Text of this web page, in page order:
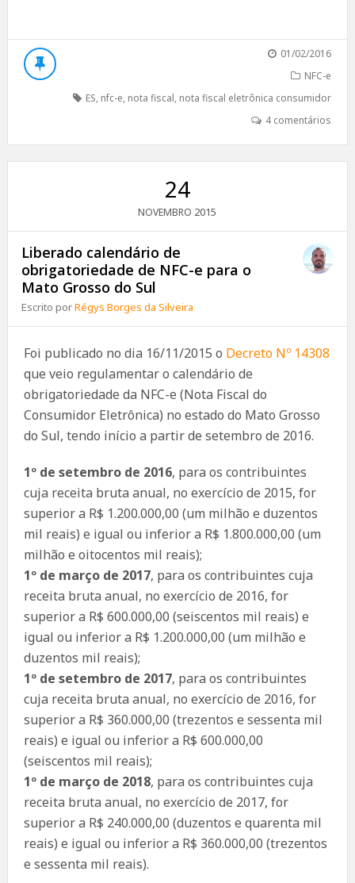
01/02/2016
NFC-e
ES, nfc-e, nota fiscal, nota fiscal eletrônica consumidor
4 comentários
24
NOVEMBRO 2015
Liberado calendário de
obrigatoriedade de NFC-e para o
Mato Grosso do Sul
Escrito porRégys Borges da Silveira
Foi publicado no dia 16/11/2015 o Decreto Nº 14308
que veio regulamentar o calendário de
obrigatoriedade da NFC-e (Nota Fiscal do
Consumidor Eletrônica) no estado do Mato Grosso
do Sul, tendo início a partir de setembro de 2016.
1º de setembro de 2016, para os contribuintes
cuja receita bruta anual, no exercício de 2015, for
superior a R$ 1.200.000,00 (um milhão e duzentos
mil reais) e igual ou inferior a R$ 1.800.000,00 (um
milhão e oitocentos mil reais);
1º de março de 2017, para os contribuintes cuja
receita bruta anual, no exercício de 2016, for
superior a R$ 600.000,00 (seiscentos mil reais) e
igual ou inferior a R$ 1.200.000,00 (um milhão e
duzentos mil reais);
1º de setembro de 2017, para os contribuintes
cuja receita bruta anual, no exercício de 2016, for
superior a R$ 360.000,00 (trezentos e sessenta mil
reais) e igual ou inferior a R$ 600.000,00
(seiscentos mil reais);
1º de março de 2018, para os contribuintes cuja
receita bruta anual, no exercício de 2017, for
superior a R$ 240.000,00 (duzentos e quarenta mil
reais) e igual ou inferior a R$ 360.000,00 (trezentos
e sessenta mil reais).